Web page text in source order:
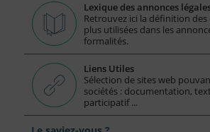
Lexique des annonces
Retrouvez ici la définition des
plus utilisées dans les
formalités.
Liens Utiles
Sélection de sites web
sociétés : documentation,
participatif ...